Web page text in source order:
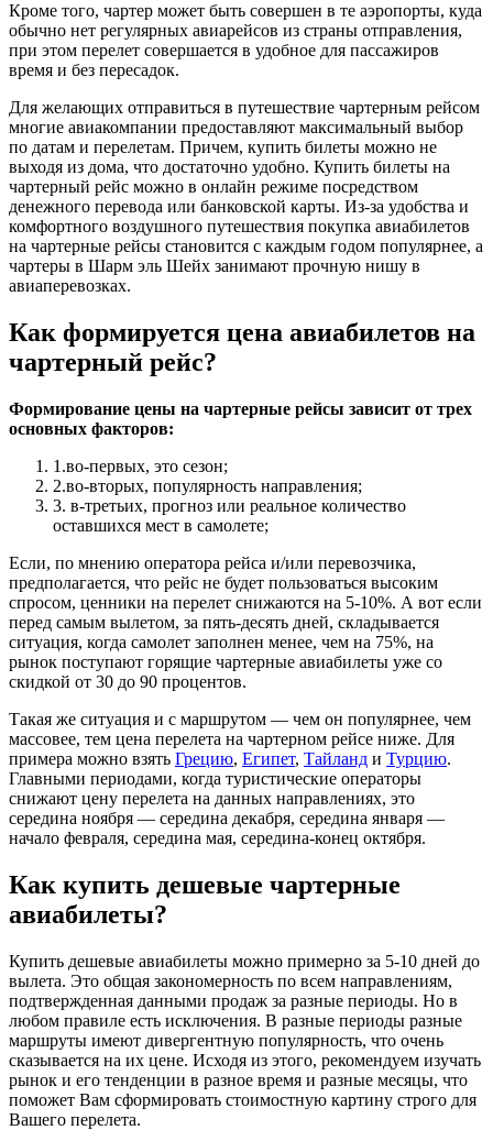
Кроме того, чартер может быть совершен в те аэропорты, куда
обычно нет регулярных авиарейсов из страны отправления,
при этом перелет совершается в удобное для пассажиров
время и без пересадок.
Для желающих отправиться в путешествие чартерным рейсом
многие авиакомпании предоставляют максимальный выбор
по датам и перелетам. Причем, купить билеты можно не
выходя из дома, что достаточно удобно. Купить билеты на
чартерный рейс можно в онлайн режиме посредством
денежного перевода или банковской карты. Из-за удобства и
комфортного воздушного путешествия покупка авиабилетов
на чартерные рейсы становится с каждым годом популярнее, а
чартеры в Шарм эль Шейх занимают прочную нишу в
авиаперевозках.
Как формируется цена авиабилетов на
чартерный рейс?
Формирование цены на чартерные рейсы зависит от трех
основных факторов:
1.во-первых, это сезон;
2.во-вторых, популярность направления;
3. в-третьих, прогноз или реальное количество
оставшихся мест в самолете;
Если, по мнению оператора рейса и/или перевозчика,
предполагается, что рейс не будет пользоваться высоким
спросом, ценники на перелет снижаются на 5-10%. А вот если
перед самым вылетом, за пять-десять дней, складывается
ситуация, когда самолет заполнен менее, чем на 75%, на
рынок поступают горящие чартерные авиабилеты уже со
скидкой от 30 до 90 процентов.
Такая же ситуация и с маршрутом — чем он популярнее, чем
массовее, тем цена перелета на чартерном рейсе ниже. Для
примера можно взять Грецию, Египет, Тайланд и Турцию.
Главными периодами, когда туристические операторы
снижают цену перелета на данных направлениях, это
середина ноября — середина декабря, середина января —
начало февраля, середина мая, середина-конец октября.
Как купить дешевые чартерные
авиабилеты?
Купить дешевые авиабилеты можно примерно за 5-10 дней до
вылета. Это общая закономерность по всем направлениям,
подтвержденная данными продаж за разные периоды. Но в
любом правиле есть исключения. В разные периоды разные
маршруты имеют дивергентную популярность, что очень
сказывается на их цене. Исходя из этого, рекомендуем изучать
рынок и его тенденции в разное время и разные месяцы, что
поможет Вам сформировать стоимостную картину строго для
Вашего перелета.